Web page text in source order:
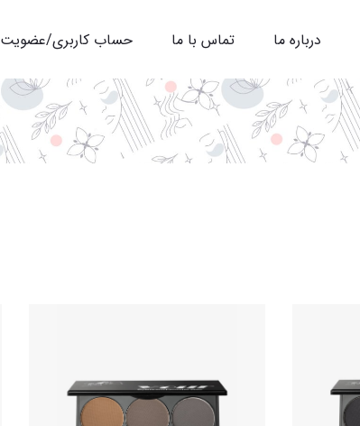
درباره ما تماس با ما حساب کاربری/عضویت